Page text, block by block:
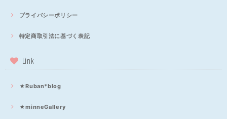
プライバシーポリシー
特定商取引法に基づく表記
Link
★Ruban*blog
★minneGallery